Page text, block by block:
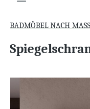
BADMÖBEL NACH MASS